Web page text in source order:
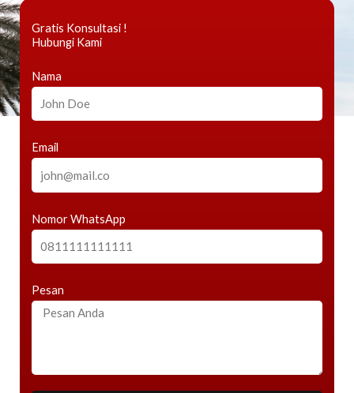
Gratis Konsultasi !
Hubungi Kami
Nama
Email
Nomor WhatsApp
Pesan